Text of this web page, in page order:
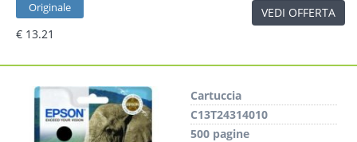
Originale
€ 13.21
VEDI OFFERTA
Cartuccia
C13T24314010
500 pagine